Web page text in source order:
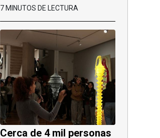
7 MINUTOS DE LECTURA
Cerca de 4 mil personas